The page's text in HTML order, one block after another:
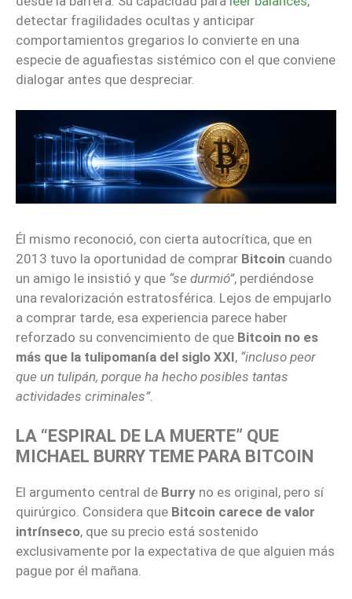
detectar fragilidades ocultas y anticipar
comportamientos gregarios lo convierte en una
especie de aguafiestas sistémico con el que conviene
dialogar antes que despreciar.
Él mismo reconoció, con cierta autocrítica, que en
2013 tuvo la oportunidad de comprar Bitcoin cuando
un amigo le insistió y que “se durmió”, perdiéndose
una revalorización estratosférica. Lejos de empujarlo
a comprar tarde, esa experiencia parece haber
reforzado su convencimiento de que Bitcoin no es
más que la tulipomanía del siglo XXI, “incluso peor
que un tulipán, porque ha hecho posibles tantas
actividades criminales”.
LA “ESPIRAL DE LA MUERTE” QUE
MICHAEL BURRY TEME PARA BITCOIN
El argumento central de Burry no es original, pero sí
quirúrgico. Considera que Bitcoin carece de valor
intrínseco, que su precio está sostenido
exclusivamente por la expectativa de que alguien más
pague por él mañana.